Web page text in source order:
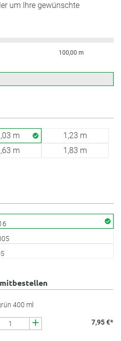
um Ihre gewünschte
100,00 m
m
1,23 m
m
1,83 m
400 ml
7,95 €*